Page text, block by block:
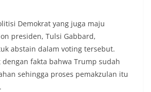
Demokrat yang juga maju
presiden, Tulsi Gabbard,
abstain dalam voting tersebut.
dengan fakta bahwa Trump sudah
sehingga proses pemakzulan itu